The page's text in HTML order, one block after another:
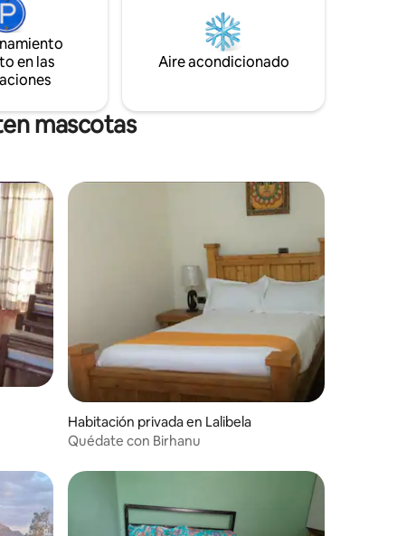
en las
Aire acondicionado
mascotas
Habitación privada en Lalibela
Quédate con Birhanu